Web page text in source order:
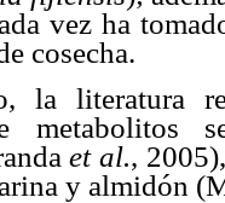
vez ha
cosecha.
la literatura
metabolitos
et al.,
y almidón